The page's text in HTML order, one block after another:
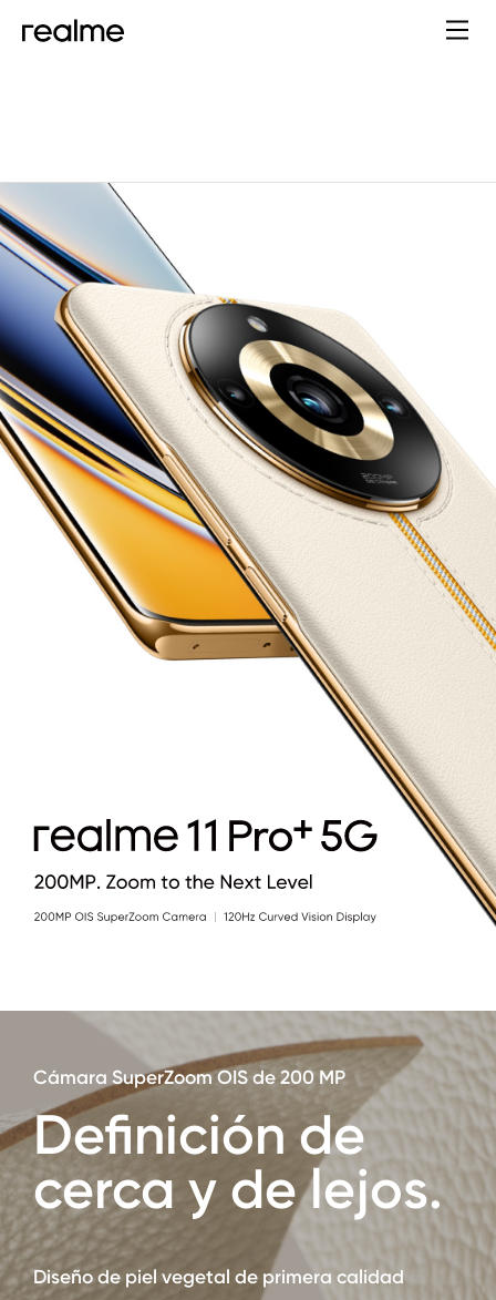
Cámara SuperZoom OIS de 200 MP
Definición de
cerca y de lejos.
Diseño de piel vegetal de primera calidad